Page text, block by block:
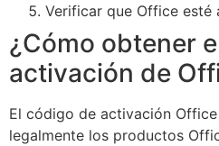
Verificar que Office
¿Cómo obtener
activación de
El código de activación
legalmente los productos